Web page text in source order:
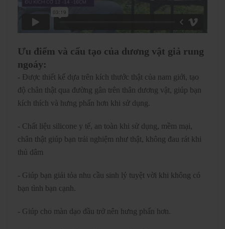
Ưu điểm và cấu tạo của dương vật giả rung
ngoáy:
- Được thiết kế dựa trên kích thước thật của nam giới, tạo
độ chân thật qua đường gân trên thân dương vật, giúp bạn
kích thích và hưng phấn hơn khi sử dụng.
- Chất liệu silicone y tế, an toàn khi sử dụng, mềm mại,
chân thật giúp bạn trải nghiệm như thật, không đau rát khi
thủ dâm
- Giúp bạn giải tỏa nhu cầu sinh lý tuyệt vời khi không có
bạn tình bạn cạnh.
- Giúp cho màn dạo đầu trở nên hưng phấn hơn.